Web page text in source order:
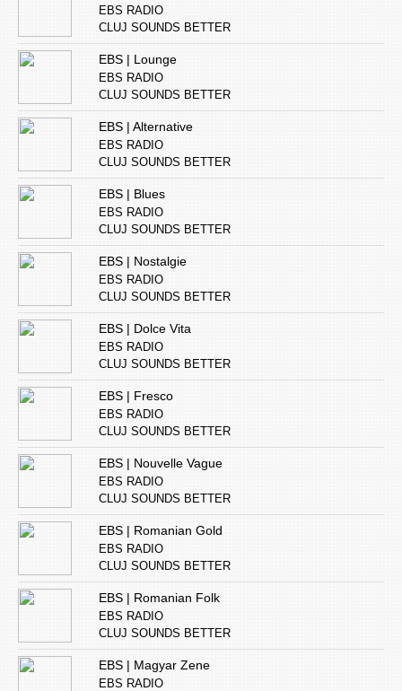
EBS RADIO
CLUJ SOUNDS BETTER
EBS | Lounge
EBS RADIO
CLUJ SOUNDS BETTER
EBS | Alternative
EBS RADIO
CLUJ SOUNDS BETTER
EBS | Blues
EBS RADIO
CLUJ SOUNDS BETTER
EBS | Nostalgie
EBS RADIO
CLUJ SOUNDS BETTER
EBS | Dolce Vita
EBS RADIO
CLUJ SOUNDS BETTER
EBS | Fresco
EBS RADIO
CLUJ SOUNDS BETTER
EBS | Nouvelle Vague
EBS RADIO
CLUJ SOUNDS BETTER
EBS | Romanian Gold
EBS RADIO
CLUJ SOUNDS BETTER
EBS | Romanian Folk
EBS RADIO
CLUJ SOUNDS BETTER
EBS | Magyar Zene
EBS RADIO